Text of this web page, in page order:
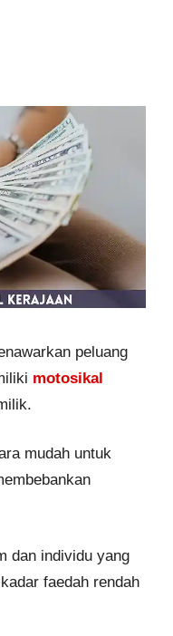
peluang
motosikal
mudah untuk
dan individu yang
faedah rendah